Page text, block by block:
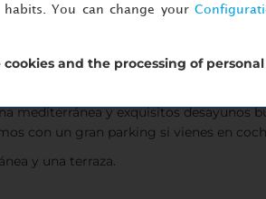
acondicionado
mediterránea y exquisitos desayunos
con un gran parking si vienes en
y una terraza.
You can change your
and the processing of